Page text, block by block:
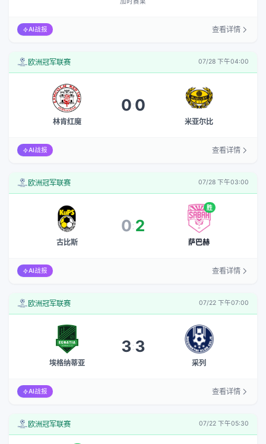
加时赛果
AI战报 查看详情
欧洲冠军联赛 07/28 下午04:00
林肯红魔
0:0
米亚尔比
AI战报 查看详情
欧洲冠军联赛 07/28 下午03:00
古比斯
0:2
胜
萨巴赫
AI战报 查看详情
欧洲冠军联赛 07/22 下午07:00
埃格纳蒂亚
3:3
采列
AI战报 查看详情
欧洲冠军联赛 07/22 下午05:30